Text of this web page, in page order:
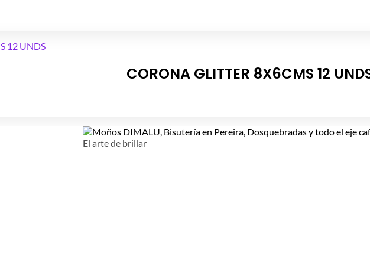
CORONA GLITTER 8X6CMS 12
El arte de brillar